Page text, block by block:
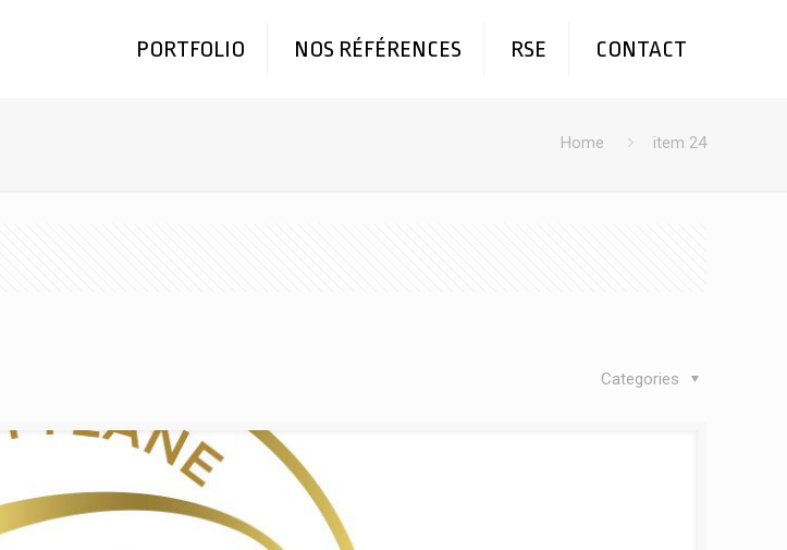
PORTFOLIO NOS RÉFÉRENCES RSE CONTACT
Home item 24
Categories